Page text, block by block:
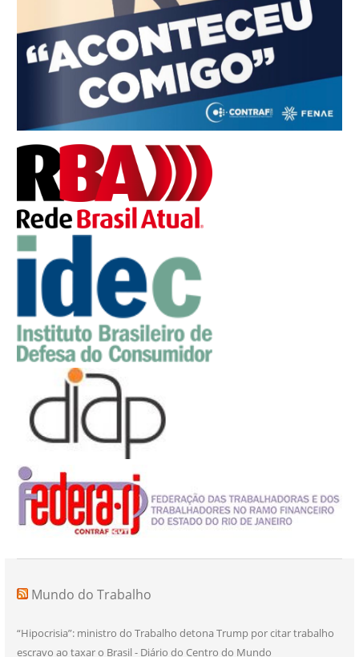
Mundo do Trabalho
“Hipocrisia”: ministro do Trabalho detona Trump por citar trabalho
escravo ao taxar o Brasil - Diário do Centro do Mundo